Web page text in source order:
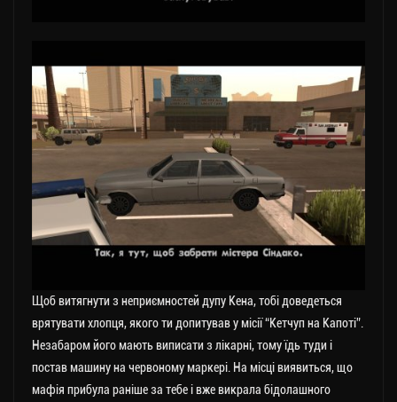
Щоб витягнути з неприємностей дупу Кена, тобі доведеться
врятувати хлопця, якого ти допитував у місії “Кетчуп на Капоті”.
Незабаром його мають виписати з лікарні, тому їдь туди і
постав машину на червоному маркері. На місці виявиться, що
мафія прибула раніше за тебе і вже викрала бідолашного